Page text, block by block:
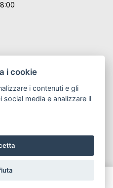
i cookie
i contenuti e gli
social media e analizzare il
Marino - Roma, P.IVA: IT
di Roma n° 12489131008